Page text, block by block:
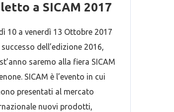
a SICAM 2017
10 a venerdì 13 Ottobre 2017
dell’edizione 2016,
saremo alla fiera SICAM
SICAM è l’evento in cui
presentati al mercato
nuovi prodotti,